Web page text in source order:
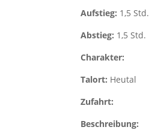
Aufstieg: 1,5 Std.
Abstieg: 1,5 Std.
Charakter:
Talort: Heutal
Zufahrt:
Beschreibung: